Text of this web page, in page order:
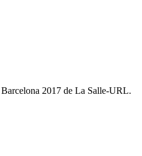
2017 de La Salle-URL.